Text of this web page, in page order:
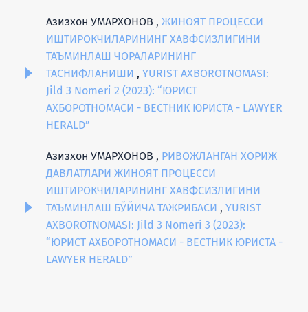
Азизхон УМАРХОНОВ , ЖИНОЯТ ПРОЦЕССИ
ИШТИРОКЧИЛАРИНИНГ ХАВФСИЗЛИГИНИ
ТАЪМИНЛАШ ЧОРАЛАРИНИНГ
ТАСНИФЛАНИШИ , YURIST AXBOROTNOMASI:
Jild 3 Nomeri 2 (2023): “ЮРИСТ
АХБОРОТНОМАСИ - ВЕСТНИК ЮРИСТА - LAWYER
HERALD”
Азизхон УМАРХОНОВ , РИВОЖЛАНГАН ХОРИЖ
ДАВЛАТЛАРИ ЖИНОЯТ ПРОЦЕССИ
ИШТИРОКЧИЛАРИНИНГ ХАВФСИЗЛИГИНИ
ТАЪМИНЛАШ БЎЙИЧА ТАЖРИБАСИ , YURIST
AXBOROTNOMASI: Jild 3 Nomeri 3 (2023):
“ЮРИСТ АХБОРОТНОМАСИ - ВЕСТНИК ЮРИСТА -
LAWYER HERALD”